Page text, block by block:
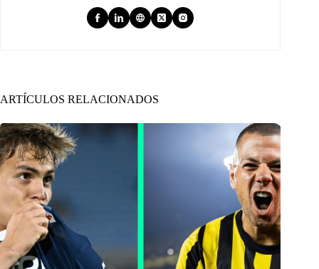
ARTÍCULOS RELACIONADOS